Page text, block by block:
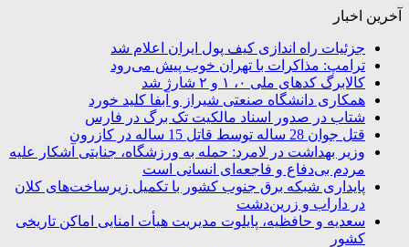
آخرین اخبار
جزئیات راه اندازی کیف پول ایران اعلام شد
ترامپ: مذاکرات با تهران خوب پیش می‌رود
کالابرگ کدهای ملی ۰، ۱ و ۲ شارژ شد
همکاری دانشگاه صنعتی شیراز و آبفا کلید خورد
شتاب در صدور اسناد مالکیت تک برگ در فارس
قتل جوان 28 ساله توسط قاتل 15 ساله در کازرون
وزیر بهداشت در لامرد: حمله به ورزشگاه، جنایتی آشکار علیه
مردم بی‌دفاع و فاجعه‌ای انسانی است
پایداری شبکه برق جنوب کشور با تکمیل زیرساخت‌های کلان
در داراب و زرین‌دشت
سعدیه و حافظیه، پایلوت مدیریت هیأت امنایی اماکن تاریخی
کشور